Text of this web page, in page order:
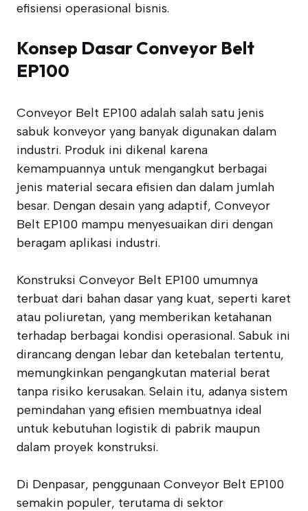
efisiensi operasional bisnis.
Konsep Dasar Conveyor Belt
EP100
Conveyor Belt EP100 adalah salah satu jenis
sabuk konveyor yang banyak digunakan dalam
industri. Produk ini dikenal karena
kemampuannya untuk mengangkut berbagai
jenis material secara efisien dan dalam jumlah
besar. Dengan desain yang adaptif, Conveyor
Belt EP100 mampu menyesuaikan diri dengan
beragam aplikasi industri.
Konstruksi Conveyor Belt EP100 umumnya
terbuat dari bahan dasar yang kuat, seperti karet
atau poliuretan, yang memberikan ketahanan
terhadap berbagai kondisi operasional. Sabuk ini
dirancang dengan lebar dan ketebalan tertentu,
memungkinkan pengangkutan material berat
tanpa risiko kerusakan. Selain itu, adanya sistem
pemindahan yang efisien membuatnya ideal
untuk kebutuhan logistik di pabrik maupun
dalam proyek konstruksi.
Di Denpasar, penggunaan Conveyor Belt EP100
semakin populer, terutama di sektor